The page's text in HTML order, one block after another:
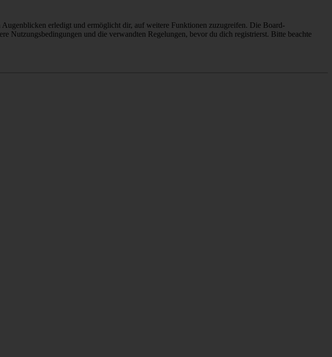
erledigt und ermöglicht dir, auf weitere Funktionen zuzugreifen. Die Board-
Nutzungsbedingungen und die verwandten Regelungen, bevor du dich registrierst. Bitte beachte